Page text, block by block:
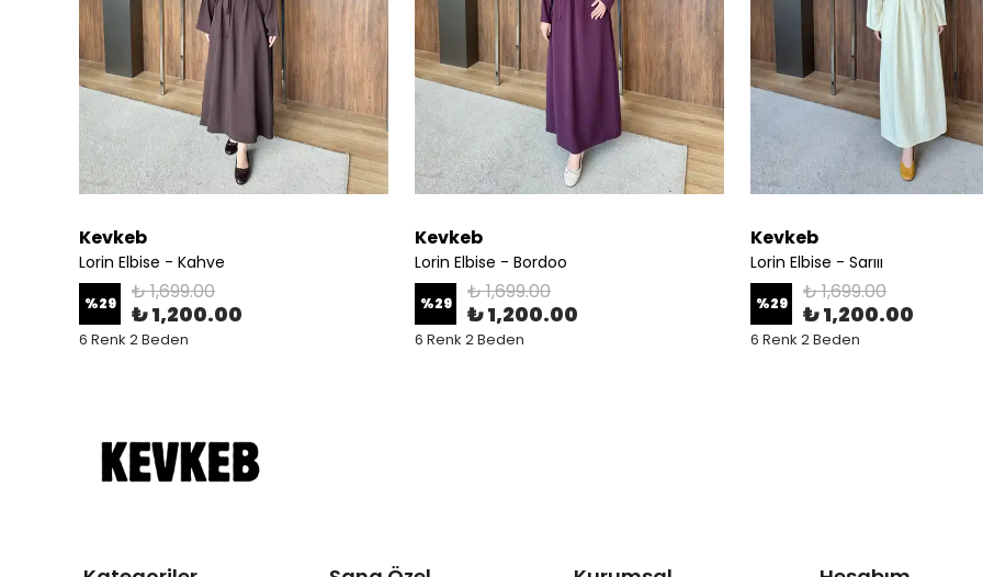
Kevkeb
Lorin Elbise - Kahve
%29 ₺ 1,699.00
₺ 1,200.00
6 Renk 2 Beden
Kevkeb
Lorin Elbise - Bordoo
%29 ₺ 1,699.00
₺ 1,200.00
6 Renk 2 Beden
Kevkeb
Lorin Elbise - Sarııı
%29 ₺ 1,699.00
₺ 1,200.00
6 Renk 2 Beden